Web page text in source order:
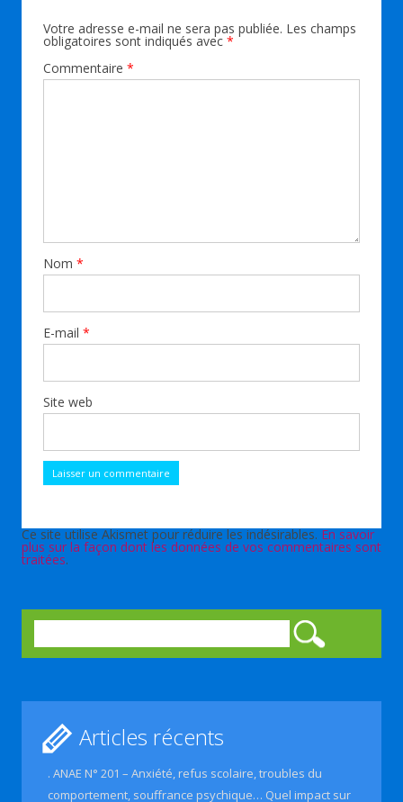
Votre adresse e-mail ne sera pas publiée. Les champs
obligatoires sont indiqués avec *
Commentaire *
Nom *
E-mail *
Site web
Ce site utilise Akismet pour réduire les indésirables.En savoir
plus sur la façon dont les données de vos commentaires sont
traitées.
Articles récents
. ANAE N° 201 – Anxiété, refus scolaire, troubles du
comportement, souffrance psychique… Quel impact sur